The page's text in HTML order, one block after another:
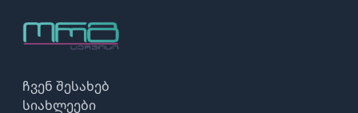
ჩვენ შესახებ
სიახლეები